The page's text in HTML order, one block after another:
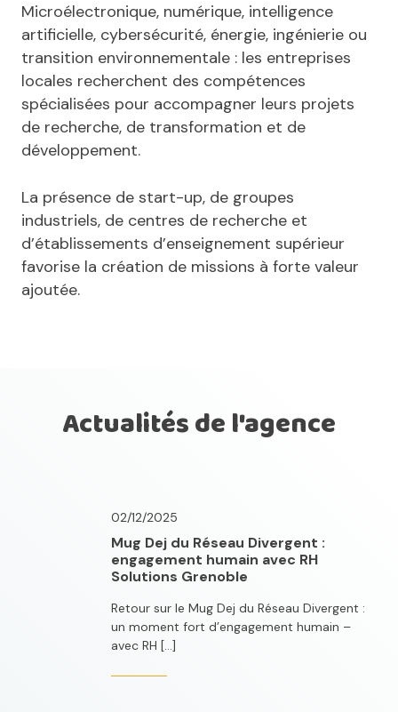
Microélectronique, numérique, intelligence
artificielle, cybersécurité, énergie, ingénierie ou
transition environnementale : les entreprises
locales recherchent des compétences
spécialisées pour accompagner leurs projets
de recherche, de transformation et de
développement.
La présence de start-up, de groupes
industriels, de centres de recherche et
d’établissements d’enseignement supérieur
favorise la création de missions à forte valeur
ajoutée.
Actualités de l'agence
02/12/2025
Mug Dej du Réseau Divergent :
engagement humain avec RH
Solutions Grenoble
Retour sur le Mug Dej du Réseau Divergent :
un moment fort d’engagement humain –
avec RH […]